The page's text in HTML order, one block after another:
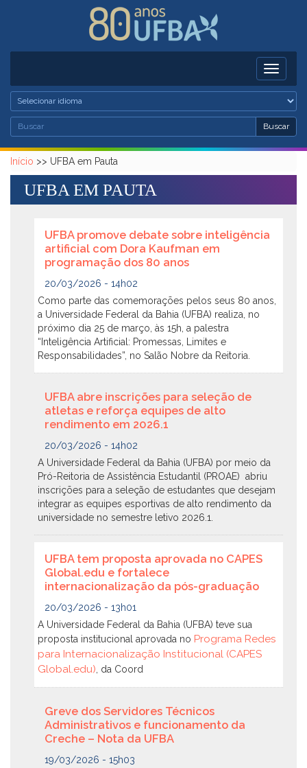
Pular para o conteúdo principal
Toggle
Formulário de busca
Buscar
Buscar
Início >> UFBA em Pauta
UFBA EM PAUTA
UFBA promove debate sobre inteligência
artificial com Dora Kaufman em
programação dos 80 anos
20/03/2026 - 14h02
Como parte das comemorações pelos seus 80 anos,
a Universidade Federal da Bahia (UFBA) realiza, no
próximo dia 25 de março, às 15h, a palestra
“Inteligência Artificial: Promessas, Limites e
Responsabilidades”, no Salão Nobre da Reitoria.
UFBA abre inscrições para seleção de
atletas e reforça equipes de alto
rendimento em 2026.1
20/03/2026 - 14h02
A Universidade Federal da Bahia (UFBA) por meio da
Pró-Reitoria de Assistência Estudantil (PROAE) abriu
inscrições para a seleção de estudantes que desejam
integrar as equipes esportivas de alto rendimento da
universidade no semestre letivo 2026.1.
UFBA tem proposta aprovada no CAPES
Global.edu e fortalece
internacionalização da pós-graduação
20/03/2026 - 13h01
A Universidade Federal da Bahia (UFBA) teve sua
proposta institucional aprovada no Programa Redes
para Internacionalização Institucional (CAPES
Global.edu) , da Coord
Greve dos Servidores Técnicos
Administrativos e funcionamento da
Creche – Nota da UFBA
19/03/2026 - 15h03